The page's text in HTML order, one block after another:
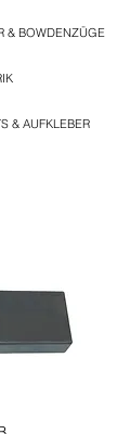
& BOWDENZÜGE
& AUFKLEBER